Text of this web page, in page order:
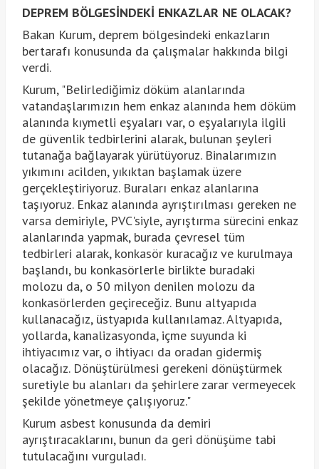
DEPREM BÖLGESİNDEKİ ENKAZLAR NE OLACAK?
Bakan Kurum, deprem bölgesindeki enkazların
bertarafı konusunda da çalışmalar hakkında bilgi
verdi.
Kurum, "Belirlediğimiz döküm alanlarında
vatandaşlarımızın hem enkaz alanında hem döküm
alanında kıymetli eşyaları var, o eşyalarıyla ilgili
de güvenlik tedbirlerini alarak, bulunan şeyleri
tutanağa bağlayarak yürütüyoruz. Binalarımızın
yıkımını acilden, yıkıktan başlamak üzere
gerçekleştiriyoruz. Buraları enkaz alanlarına
taşıyoruz. Enkaz alanında ayrıştırılması gereken ne
varsa demiriyle, PVC'siyle, ayrıştırma sürecini enkaz
alanlarında yapmak, burada çevresel tüm
tedbirleri alarak, konkasör kuracağız ve kurulmaya
başlandı, bu konkasörlerle birlikte buradaki
molozu da, o 50 milyon denilen molozu da
konkasörlerden geçireceğiz. Bunu altyapıda
kullanacağız, üstyapıda kullanılamaz. Altyapıda,
yollarda, kanalizasyonda, içme suyunda ki
ihtiyacımız var, o ihtiyacı da oradan gidermiş
olacağız. Dönüştürülmesi gerekeni dönüştürmek
suretiyle bu alanları da şehirlere zarar vermeyecek
şekilde yönetmeye çalışıyoruz."
Kurum asbest konusunda da demiri
ayrıştıracaklarını, bunun da geri dönüşüme tabi
tutulacağını vurguladı.